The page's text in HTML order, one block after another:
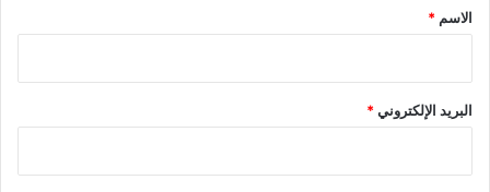
*
الاسم *
البريد الإلكتروني*